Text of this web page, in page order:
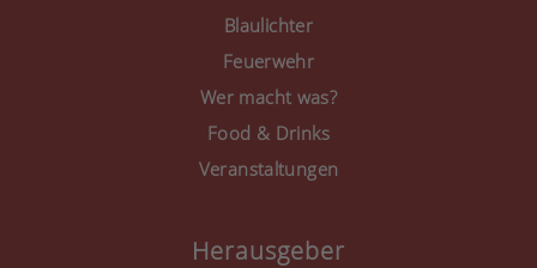
Blaulichter
Feuerwehr
Wer macht was?
Food & Drinks
Veranstaltungen
Herausgeber